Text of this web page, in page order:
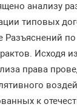
анализу
типовых
Разъяснений по
. Исходя из
права
к